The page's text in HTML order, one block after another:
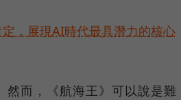
，展現AI時代最具潛力的核心
然而，《航海王》可以說是難